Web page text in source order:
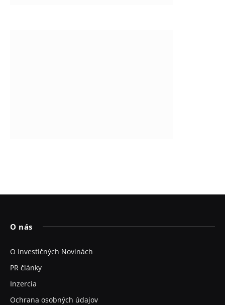
O nás
O Investičných Novinách
PR články
Inzercia
Ochrana osobných údajov